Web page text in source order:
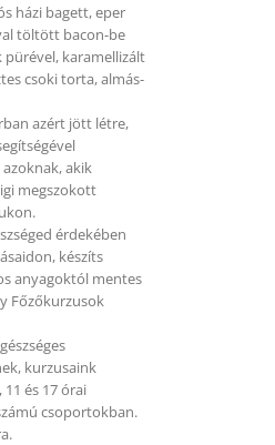
házi bagett, eper
töltött bacon-be
karamellizált
csoki torta, almás-
azért jött létre,
akik
megszokott
érdekében
készíts
anyagoktól mentes
Főzőkurzusok
kurzusaink
és 17 órai
csoportokban.